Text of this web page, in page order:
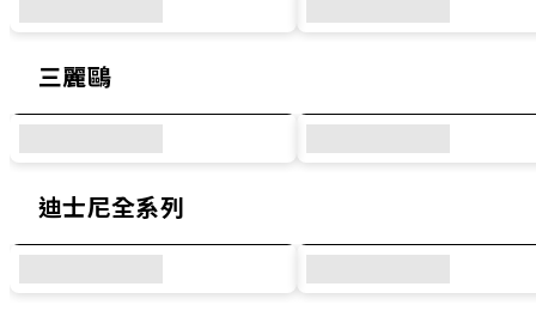
三麗鷗
迪士尼全系列